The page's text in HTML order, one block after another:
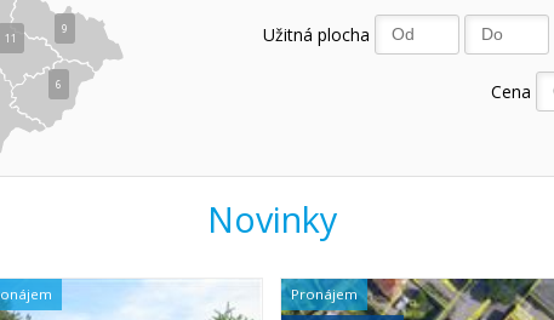
6
9
11
Užitná plocha
Cena
Novinky
Pronájem